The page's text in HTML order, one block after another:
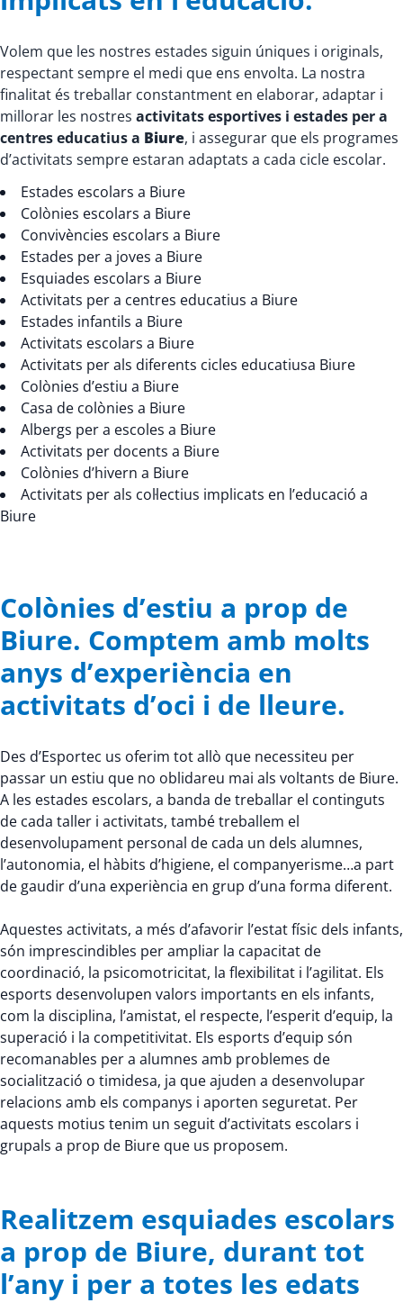
Volem que les nostres estades siguin úniques i originals,
respectant sempre el medi que ens envolta. La nostra
finalitat és treballar constantment en elaborar, adaptar i
millorar les nostres activitats esportives i estades per a
centres educatius a Biure, i assegurar que els programes
d’activitats sempre estaran adaptats a cada cicle escolar.
Estades escolars a Biure
Colònies escolars a Biure
Convivències escolars a Biure
Estades per a joves a Biure
Esquiades escolars a Biure
Activitats per a centres educatius a Biure
Estades infantils a Biure
Activitats escolars a Biure
Activitats per als diferents cicles educatiusa Biure
Colònies d’estiu a Biure
Casa de colònies a Biure
Albergs per a escoles a Biure
Activitats per docents a Biure
Colònies d’hivern a Biure
Activitats per als col·lectius implicats en l’educació a
Biure
Colònies d’estiu a prop de
Biure. Comptem amb molts
anys d’experiència en
activitats d’oci i de lleure.
Des d’Esportec us oferim tot allò que necessiteu per
passar un estiu que no oblidareu mai als voltants de Biure.
A les estades escolars, a banda de treballar el continguts
de cada taller i activitats, també treballem el
desenvolupament personal de cada un dels alumnes,
l’autonomia, el hàbits d’higiene, el companyerisme…a part
de gaudir d’una experiència en grup d’una forma diferent.
Aquestes activitats, a més d’afavorir l’estat físic dels infants,
són imprescindibles per ampliar la capacitat de
coordinació, la psicomotricitat, la flexibilitat i l’agilitat. Els
esports desenvolupen valors importants en els infants,
com la disciplina, l’amistat, el respecte, l’esperit d’equip, la
superació i la competitivitat. Els esports d’equip són
recomanables per a alumnes amb problemes de
socialització o timidesa, ja que ajuden a desenvolupar
relacions amb els companys i aporten seguretat. Per
aquests motius tenim un seguit d’activitats escolars i
grupals a prop de Biure que us proposem.
Realitzem esquiades escolars
a prop de Biure, durant tot
l’any i per a totes les edats